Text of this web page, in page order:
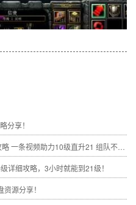
分享！
一条视频助力10级直升21 组队不求人
详细攻略，3小时就能到21级！
源分享！